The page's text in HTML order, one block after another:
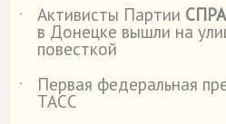
˙
Активисты Партии
в Донецке вышли на
повесткой
˙
Первая федеральная
ТАСС